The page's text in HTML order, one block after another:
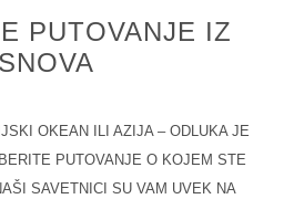
PUTOVANJE IZ
SNOVA
OKEAN ILI AZIJA – ODLUKA JE
PUTOVANJE O KOJEM STE
SAVETNICI SU VAM UVEK NA